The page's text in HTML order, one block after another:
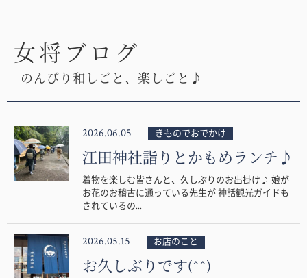
女将ブログ
のんびり和しごと、楽しごと♪
2026.06.05 きものでおでかけ
江田神社詣りとかもめランチ♪
着物を楽しむ皆さんと、久しぶりのお出掛け♪ 娘が
お花のお稽古に通っている先生が 神話観光ガイドも
されているの...
2026.05.15 お店のこと
お久しぶりです(^^)